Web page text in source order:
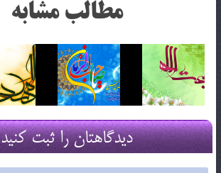
مطالب مشابه
دیدگاهتان را ثبت کنید